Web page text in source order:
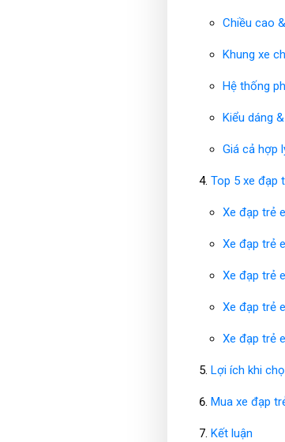
Chiều cao
Khung xe
Hệ thống
Kiểu dáng
Giá cả hợp
Top 5 xe đạp
Xe đạp trẻ
Xe đạp trẻ
Xe đạp trẻ
Xe đạp trẻ
Xe đạp trẻ
Lợi ích khi
Mua xe đạp
Kết luận